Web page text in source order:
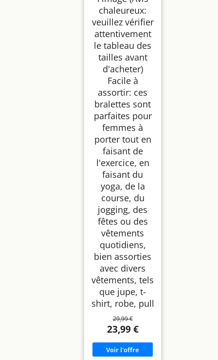
chaleureux:
veuillez vérifier
attentivement
le tableau des
tailles avant
d'acheter)
Facile à
assortir: ces
bralettes sont
parfaites pour
femmes à
porter tout en
faisant de
l'exercice, en
faisant du
yoga, de la
course, du
jogging, des
fêtes ou des
vêtements
quotidiens,
bien assorties
avec divers
vêtements, tels
que jupe, t-
shirt, robe, pull
29,99 €
23,99 €